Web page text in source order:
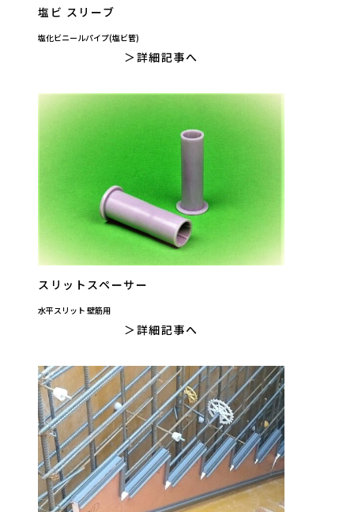
塩ビ スリーブ
塩化ビニールパイプ(塩ビ管)
詳細記事へ
スリットスペーサー
水平スリット 壁筋用
詳細記事へ